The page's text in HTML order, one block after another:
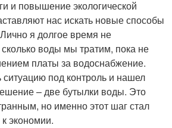
и повышение экологической
нас искать новые способы
я долгое время не
воды мы тратим, пока не
платы за водоснабжение.
ситуацию под контроль и нашел
– две бутылки воды. Это
но именно этот шаг стал
экономии.